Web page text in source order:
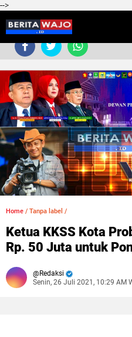
-->
Home / Tanpa label /
Ketua KKSS Kota
Rp. 50 Juta untuk
Redaksi
Senin, 26 Juli 2021, 10:29 AM